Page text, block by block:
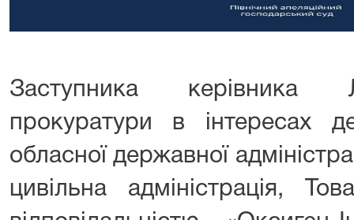
Заступника керівника
прокуратури в інтересах
обласної державної
цивільна адміністрація,